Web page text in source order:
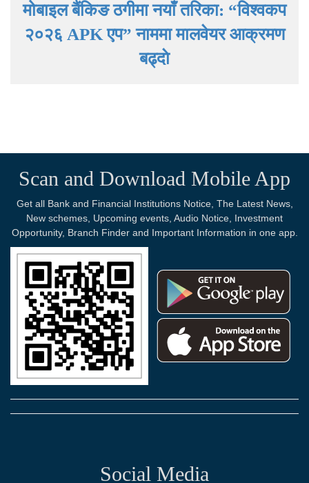
मोबाइल बैंकिङ ठगीमा नयाँ तरिका: “विश्वकप
२०२६ APK एप” नाममा मालवेयर आक्रमण
बढ्दाे
Scan and Download Mobile App
Get all Bank and Financial Institutions Notice, The Latest News,
New schemes, Upcoming events, Audio Notice, Investment
Opportunity, Branch Finder and Important Information in one app.
Social Media